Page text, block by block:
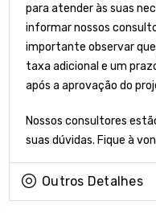
para atender às suas
informar nossos
importante observar
taxa adicional e um
após a aprovação do
Nossos consultores
suas dúvidas. Fique à
Outros Detalhes